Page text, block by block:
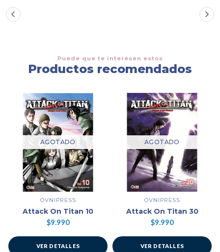
Puede que te interesen estos
Productos recomendados
AGOTADO
OVNIPRESS
Attack On Titan 10
$9.990
VER DETALLES
AGOTADO
OVNIPRESS
Attack On Titan 30
$9.990
VER DETALLES